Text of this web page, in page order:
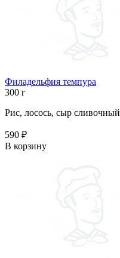
Филадельфия темпура
300 г
Рис, лосось, сыр
590 ₽
В корзину